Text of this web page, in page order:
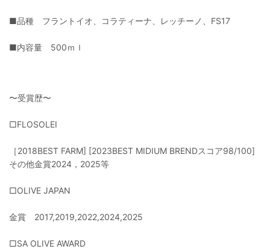
■品種 フラントイオ、コラティーナ、レッチーノ、FS17
■内容量 500ｍｌ
〜受賞歴〜
□FLOSOLEI
［2018BEST FARM] [2023BEST MIDIUM BRENDスコア98/100]
その他金賞2024，2025等
□OLIVE JAPAN
金賞 2017,2019,2022,2024,2025
□SA OLIVE AWARD